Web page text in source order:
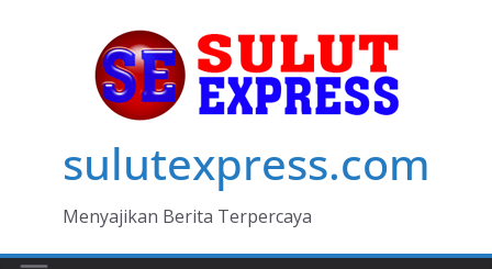
sulutexpress.com
Menyajikan Berita Terpercaya